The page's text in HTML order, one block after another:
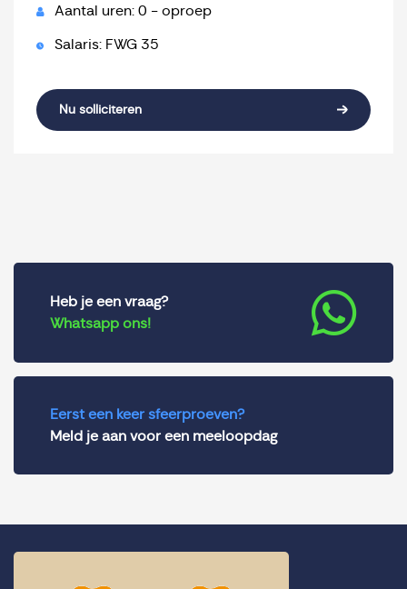
Aantal uren: 0 - oproep
Salaris: FWG 35
Nu solliciteren
Heb je een vraag?
Whatsapp ons!
Eerst een keer sfeerproeven?
Meld je aan voor een meeloopdag